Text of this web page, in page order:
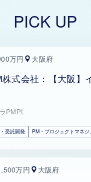
PICK UP
万円 大阪府
株式会社：【大阪】
PMPL
受託開発 PM・プロジェクトマネジ
万円 大阪府